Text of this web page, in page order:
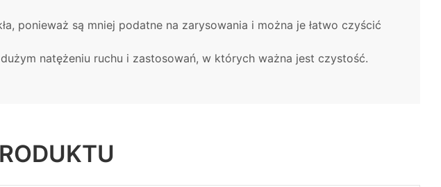
ponieważ są mniej podatne na zarysowania i można je łatwo czyścić
natężeniu ruchu i zastosowań, w których ważna jest czystość.